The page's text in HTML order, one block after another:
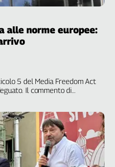
alle norme europee:
5 del Media Freedom Act
Il commento di